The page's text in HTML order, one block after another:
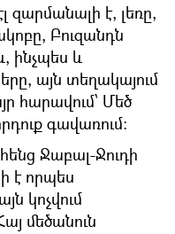
է, լեռը,
Բուզանդն
ինչպես և
այն տեղակայում
հարավում՝ Մեծ
գավառում։
Ջաբալ-Ջուդի
է որպես
կոչվում
մեծանուն